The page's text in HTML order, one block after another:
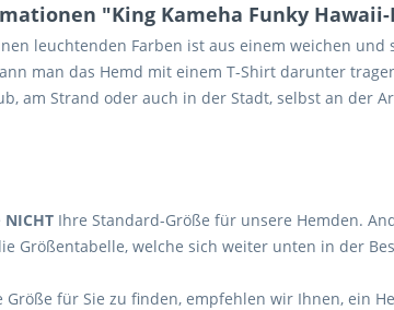
"King Kameha Funky
leuchtenden Farben ist aus einem weichen
man das Hemd mit einem T-Shirt darunter
am Strand oder auch in der Stadt, selbst an der
NICHT Ihre Standard-Größe für unsere Hemden.
Größentabelle, welche sich weiter unten in der
für Sie zu finden, empfehlen wir Ihnen, ein